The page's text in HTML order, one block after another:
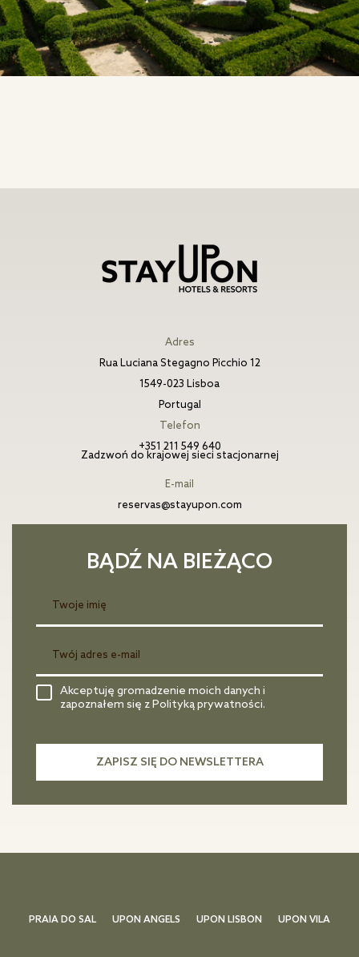
Adres
Rua Luciana Stegagno Picchio 12
1549-023 Lisboa
Portugal
Telefon
+351 211 549 640
Zadzwoń do krajowej sieci stacjonarnej
E-mail
reservas@stayupon.com
BĄDŹ NA BIEŻĄCO
Akceptuję gromadzenie moich danych i
zapoznałem się z Polityką prywatności.
PRAIA DO SAL UPON ANGELS UPON LISBON UPON VILA